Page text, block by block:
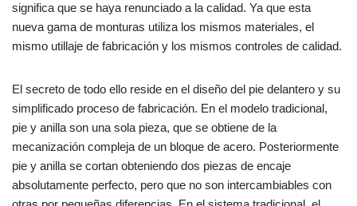
significa que se haya renunciado a la calidad. Ya que esta
nueva gama de monturas utiliza los mismos materiales, el
mismo utillaje de fabricación y los mismos controles de calidad.
El secreto de todo ello reside en el diseño del pie delantero y su
simplificado proceso de fabricación. En el modelo tradicional,
pie y anilla son una sola pieza, que se obtiene de la
mecanización compleja de un bloque de acero. Posteriormente
pie y anilla se cortan obteniendo dos piezas de encaje
absolutamente perfecto, pero que no son intercambiables con